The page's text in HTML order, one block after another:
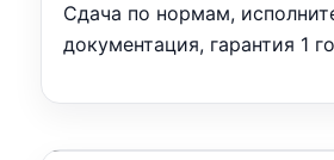
Сдача по нормам,
документация, гарантия 1